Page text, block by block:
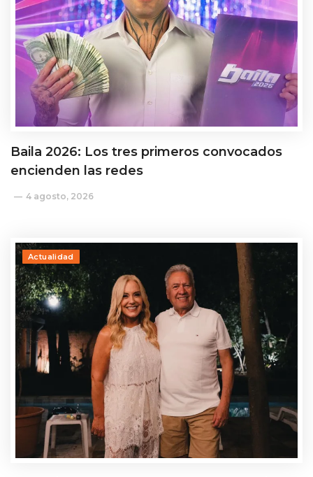
Baila 2026: Los tres primeros convocados
encienden las redes
4 agosto, 2026
Actualidad